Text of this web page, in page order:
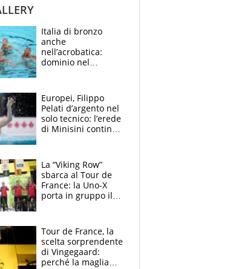
Italia di bronzo
anche
nell’acrobatica:
dominio nel
e compagni
continuare
Europei, Filippo
Pelati d’argento nel
solo tecnico: l’erede
di Minisini continua
mirino
La “Viking Row”
sbarca al Tour de
France: la Uno-X
porta in gruppo il
compagni
Tour de France, la
scelta sorprendente
di Vingegaard:
perché la maglia